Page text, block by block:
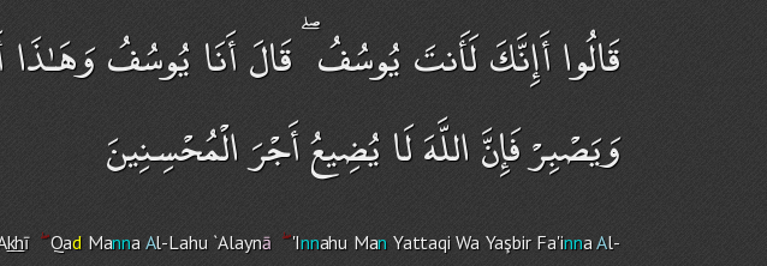
قَالُوا أَإِنَّكَ لَأَنتَ يُوسُفُ ۖ قَالَ أَنَا يُوسُفُ
وَيَصْبِرْ فَإِنَّ اللَّهَ لَا يُضِيعُ أَجْرَ الْمُحْسِنِينَ
khī Qad Manna Al-Lahu`Alaynā 'Innahu Man Yattaqi Wa Yaşbir Fa'innaAl-